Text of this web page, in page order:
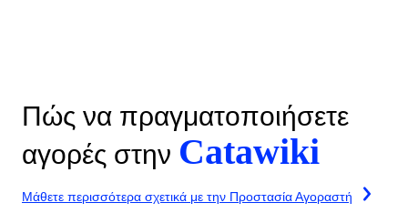
Πώς να πραγματοποιήσετε
αγορές στην Catawiki
Μάθετε περισσότερα σχετικά με την Προστασία Αγοραστή